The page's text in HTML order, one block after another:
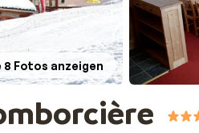
8 Fotos anzeigen